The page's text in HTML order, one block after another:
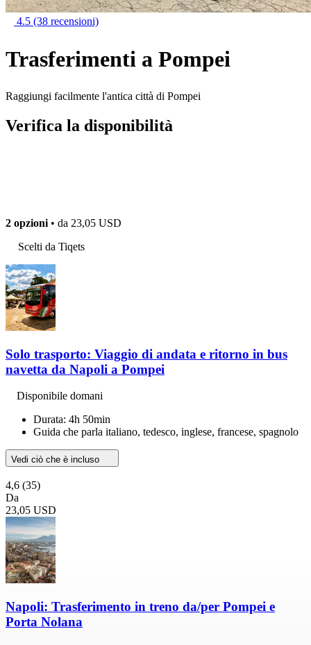
4.5 (38 recensioni)
Trasferimenti a Pompei
Raggiungi facilmente l'antica città di Pompei
Verifica la disponibilità
2 opzioni • da 23,05 USD
Scelti da Tiqets
Solo trasporto: Viaggio di andata e ritorno in bus
navetta da Napoli a Pompei
Disponibile domani
Durata: 4h 50min
Guida che parla italiano, tedesco, inglese, francese, spagnolo
Vedi ciò che è incluso
4,6 (35)
Da
23,05 USD
Napoli: Trasferimento in treno da/per Pompei e
Porta Nolana